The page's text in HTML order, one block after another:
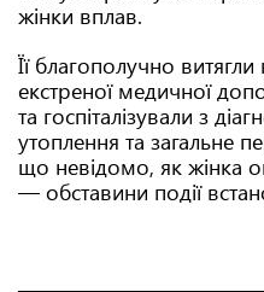
жінки вплав.
Її благополучно
екстреної медичної
та госпіталізували з
утоплення та загальне
що невідомо, як жінка
— обставини події